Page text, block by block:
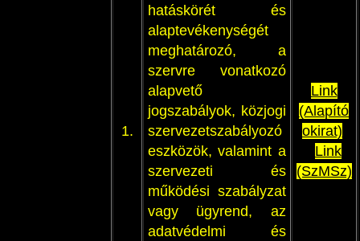
1.
hatáskörét és
alaptevékenységét
meghatározó, a
szervre vonatkozó
alapvető
jogszabályok, közjogi
szervezetszabályozó
eszközök, valamint a
szervezeti és
működési szabályzat
vagy ügyrend, az
adatvédelmi és
Link
(Alapító
okirat)
Link
(SzMSz)